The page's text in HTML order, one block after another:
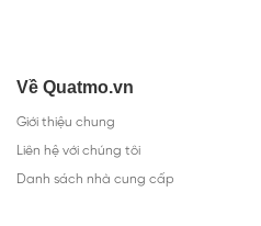
Về Quatmo.vn
Giới thiệu chung
Liên hệ với chúng tôi
Danh sách nhà cung cấp